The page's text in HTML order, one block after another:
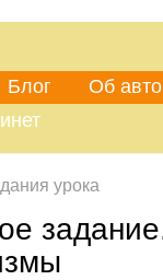
Блог Об
урока